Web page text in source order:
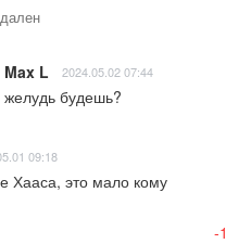
Max L 2024.05.02 07:44
желудь будешь?
09:18
Хааса, это мало кому
-1